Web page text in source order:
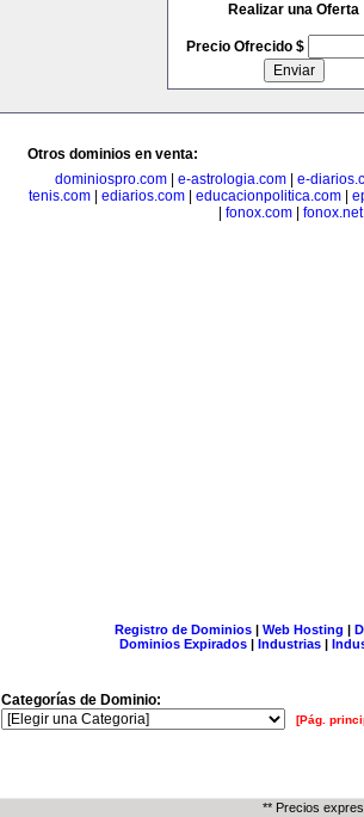
Realizar una Oferta
Precio Ofrecido $
Otros dominios en venta:
dominiospro.com
e-astrologia.com
e-
tenis.com
ediarios.com educacionpolitica.com
fonox.com| fonox.net
Registro de Dominios| Web Hosting |
Dominios Expirados | Industrias |
Categorías de Dominio:
[Pág.
** Precios